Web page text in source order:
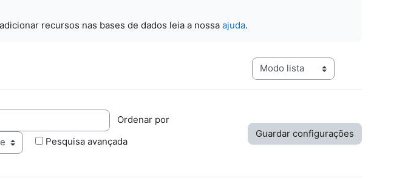
recursos nas bases de dados leia a nossa ajuda.
Navegação terciária do modo de visualização
Ordenar por
Pesquisa avançada